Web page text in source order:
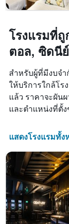
โรงแรมที่
ตอล, ซิดนีย์
สำหรับผู้ที่มีงบจ
ให้บริการใกล้โร
แล้ว ราคาจะผัน
และตำแหน่งที่ตั้ง
แสดงโรงแรมทั้ง